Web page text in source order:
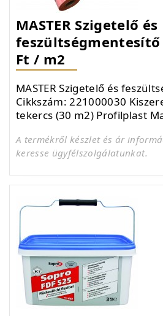
MASTER Szigetelő és
feszültségmentesítő
Ft / m2
MASTER Szigetelő és
Cikkszám: 221000030
tekercs (30 m2) Profilplast
A termékről készlet és ár
keresse ügyfélszolgálatunkat.